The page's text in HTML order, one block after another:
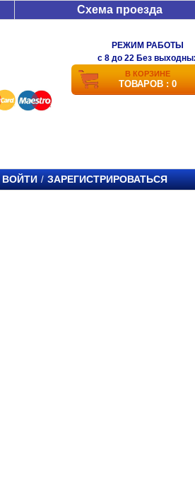
Схема проезда
РЕЖИМ РАБОТЫ
c 8 до 22 Без
В КОРЗИНЕ
ТОВАРОВ : 0
ВОЙТИ / ЗАРЕГИСТРИРОВАТЬСЯ